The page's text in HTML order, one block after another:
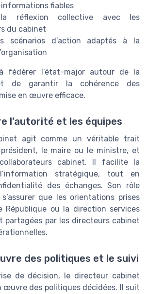
fiables
réflexion collective avec les
du cabinet
scénarios d’action adaptés à la
fédérer l’état-major autour de la
de garantir la cohérence des
en œuvre efficace.
l’autorité et les équipes
agit comme un véritable trait
le maire ou le ministre, et
collaborateurs cabinet. Il facilite la
stratégique, tout en
des échanges. Son rôle
que les orientations prises
République ou la direction services
partagées par les directeurs cabinet
des politiques et le suivi
de décision, le directeur cabinet
œuvre des politiques décidées. Il suit